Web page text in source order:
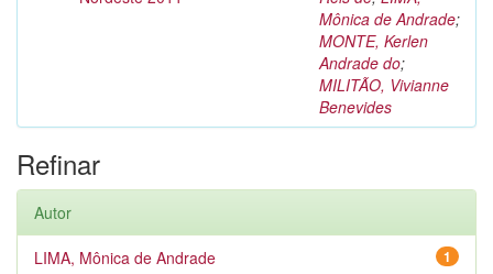
Mônica de Andrade;
MONTE, Kerlen
Andrade do;
MILITÃO, Vivianne
Benevides
Refinar
Autor
1
LIMA, Mônica de Andrade